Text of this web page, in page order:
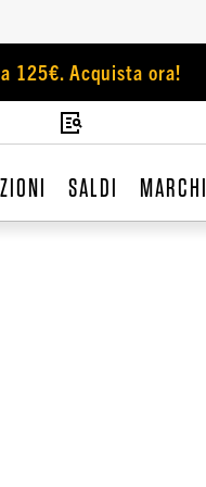
125€. Acquista ora!
SALDI MARCHI